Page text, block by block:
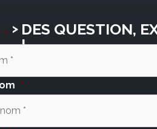
DES QUESTION,
!
*
*